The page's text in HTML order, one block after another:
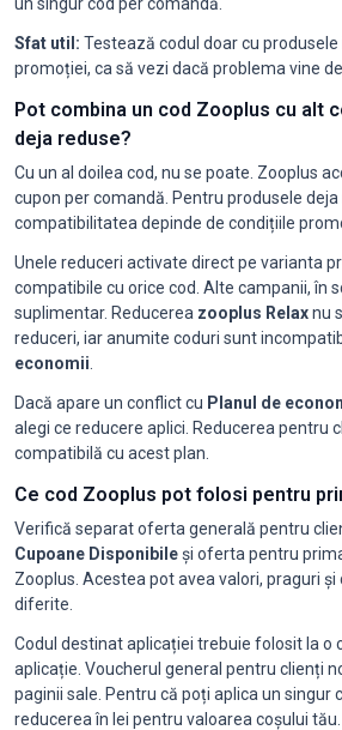
Sfat util: Testează codul doar cu
promoției, ca să vezi dacă problema vine
Pot combina un cod Zooplus cu alt
deja reduse?
Cu un al doilea cod, nu se poate. Zooplus
cupon per comandă. Pentru produsele deja
compatibilitatea depinde de condițiile
Unele reduceri activate direct pe varianta
compatibile cu orice cod. Alte campanii, în
suplimentar. Reducerea zooplus Relaxnu
reduceri, iar anumite coduri sunt
economii
Dacă apare un conflict cu Planul de
alegi ce reducere aplici. Reducerea pentru
compatibilă cu acest plan.
Ce cod Zooplus pot folosi pentru
Verifică separat oferta generală pentru
Cupoane Disponibileși oferta pentru
Zooplus. Acestea pot avea valori, praguri
diferite.
Codul destinat aplicației trebuie folosit la o
aplicație. Voucherul general pentru clienți
paginii sale. Pentru că poți aplica un singur
reducerea în lei pentru valoarea coșului tău.